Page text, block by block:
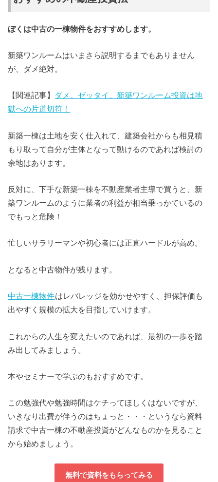
ぼくは中古の一棟物件をおすすめします。
新築ワンルームはいまさら説明するまでもありません
が、ダメ絶対。
【関連記事】 ダメ。ゼッタイ。新築ワンルーム投資は地
獄への片道切符！
新築一棟は土地を安く仕入れて、建築会社からも相見積
もり取って自分が主体となって動けるのであれば検討の
余地はあります。
反対に、下手な新築一棟を不動産業者主導で買うと、新
築ワンルームのように業者の利益が相当乗っかているの
でもっと危険！
忙しいサラリーマンや初心者には正直ハードルが高め。
となると中古物件が残ります。
中古一棟物件はレバレッジを効かせやすく、担保評価も
出やすく規模の拡大を目指していけます。
これからの人生を変えたいのであれば、最初の一歩を踏
み出してみましょう。
本やセミナーで学ぶのもおすすめです。
この勉強代や勉強時間はケチってほしくはないですが、
いきなり出費が伴うのはちょっと・・・というなら資料
請求で中古一棟の不動産投資がどんなものかを見ること
から始めましょう。
無料で資料をもらってみる